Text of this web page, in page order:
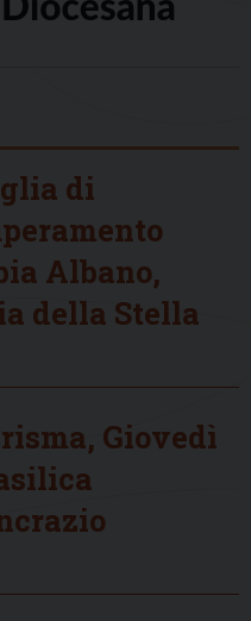
di
Albano,
della Stella
Giovedì